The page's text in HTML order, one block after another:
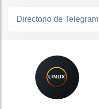
Directorio de Telegram